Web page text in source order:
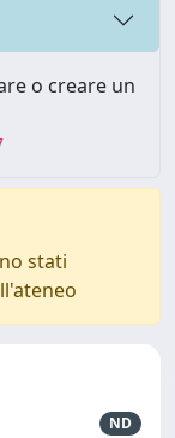
o creare un
stati
ND